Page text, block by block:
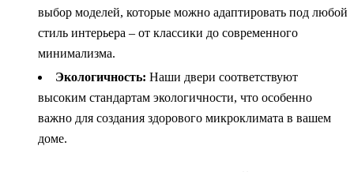
выбор моделей, которые можно адаптировать под любой
стиль интерьера – от классики до современного
минимализма.
Экологичность: Наши двери соответствуют
высоким стандартам экологичности, что особенно
важно для создания здорового микроклимата в вашем
доме.